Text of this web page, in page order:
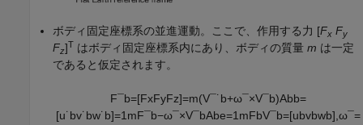
ボディ固定座標系の並進運動。ここで、作用する力 [Fx Fy
Fz]T はボディ固定座標系内にあり、ボディの質量 m は一定
であると仮定されます。
F¯b=[FxFyFz]=m(V¯˙b+ω¯×V¯b)Abb=
[u˙bv˙bw˙b]=1 mF¯b−ω¯×V¯bAbe=1 mFbV¯b=[ubvbwb] ω¯=